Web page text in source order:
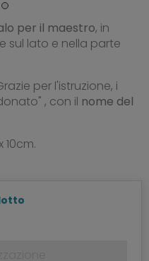
per il maestro, in
sul lato e nella parte
per l'istruzione, i
, con il nome del
10cm.